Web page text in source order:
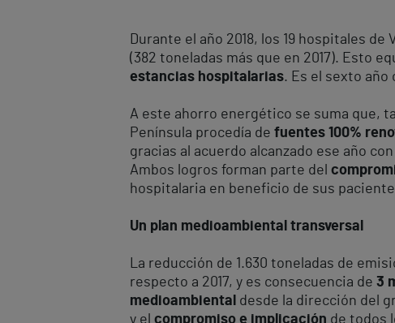
Durante el año 2018, los 19 hospitales
(382 toneladas más que en 2017). Esto
estancias hospitalarias. Es el sexto
A este ahorro energético se suma que,
Península procedía de fuentes 100%
gracias al acuerdo alcanzado ese año
Ambos logros forman parte del
hospitalaria en beneficio de sus
Un plan medioambiental transversal
La reducción de 1.630 toneladas de
respecto a 2017, y es consecuencia de 3
medioambiental desde la dirección del
y el compromiso e implicación de todos